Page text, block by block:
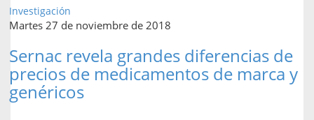
Investigación
Martes 27 de noviembre de 2018
Sernac revela grandes diferencias de
precios de medicamentos de marca y
genéricos